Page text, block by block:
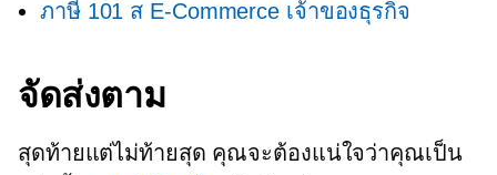
ภาษี 101 ส E-Commerce เจ้าของธุรกิจ
จัดส่งตาม
สุดท้ายแต่ไม่ท้ายสุด คุณจะต้องแน่ใจว่าคุณเป็น